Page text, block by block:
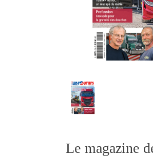
Le magazine